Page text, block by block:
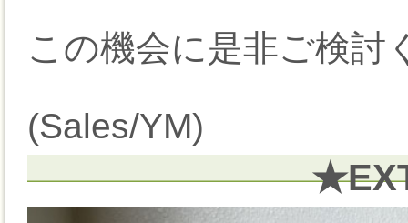
この機会に是非ご検討
(Sales/YM)